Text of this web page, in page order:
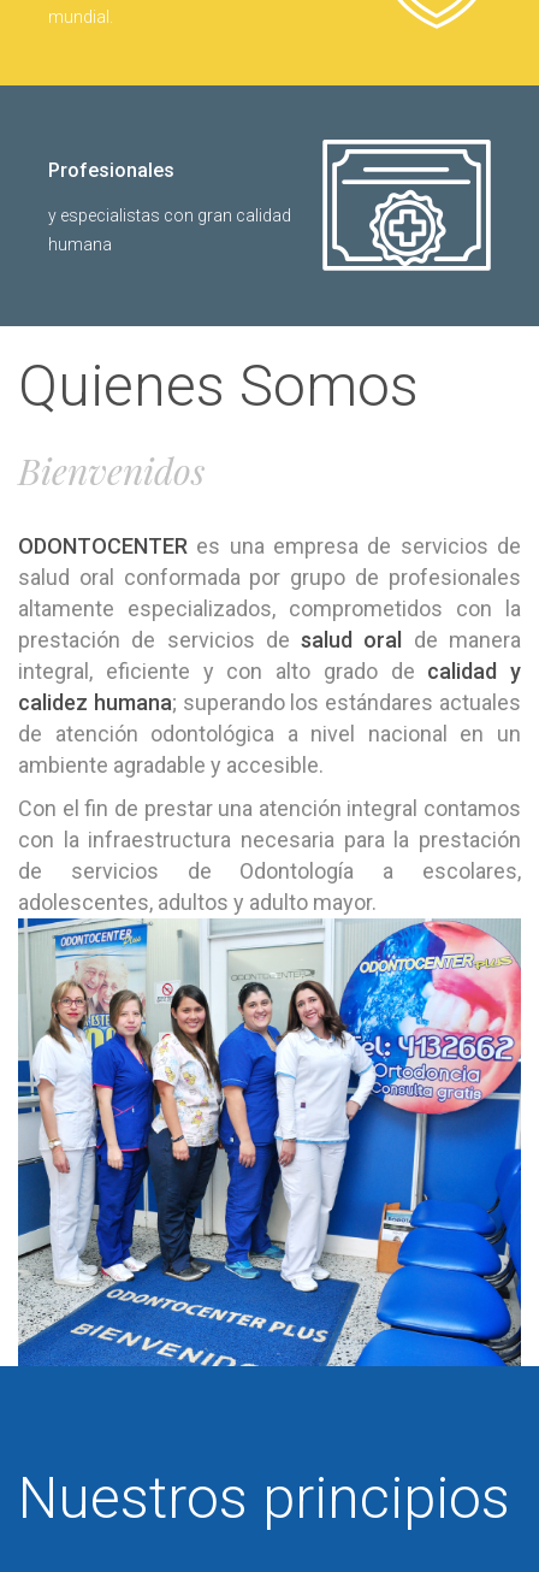
mundial.
Profesionales
y especialistas con gran calidad
humana
Quienes Somos
Bienvenidos
ODONTOCENTER es una empresa de servicios de
salud oral conformada por grupo de profesionales
altamente especializados, comprometidos con la
prestación de servicios desalud oral
de manera
integral, eficiente y con alto grado de calidad y
calidez humana; superando los estándares actuales
de atención odontológica a nivel nacional en un
ambiente agradable y accesible.
Con el fin de prestar una atención integral contamos
con la infraestructura necesaria para la prestación
de servicios de Odontología a escolares,
adolescentes, adultos y adulto mayor.
Nuestros principios